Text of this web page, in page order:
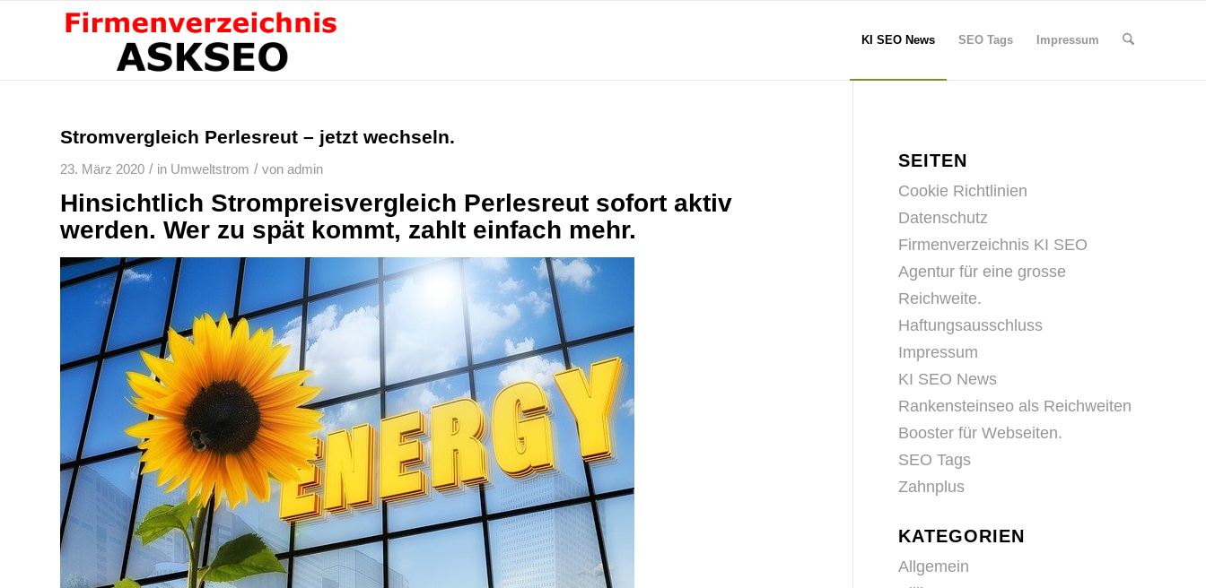
KI SEO News SEO Tags Impressum
Stromvergleich Perlesreut – jetzt wechseln.
23. März 2020 / in Umweltstrom / von admin
Hinsichtlich Strompreisvergleich Perlesreut sofort aktiv
werden. Wer zu spät kommt, zahlt einfach mehr.
SEITEN
Cookie Richtlinien
Datenschutz
Firmenverzeichnis KI SEO
Agentur für eine grosse
Reichweite.
Haftungsausschluss
Impressum
KI SEO News
Rankensteinseo als Reichweiten
Booster für Webseiten.
SEO Tags
Zahnplus
KATEGORIEN
Allgemein